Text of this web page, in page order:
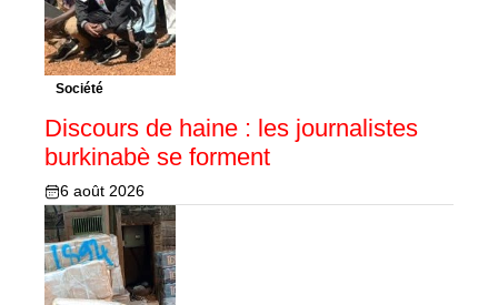
Société
Discours de haine : les journalistes
burkinabè se forment
6 août 2026